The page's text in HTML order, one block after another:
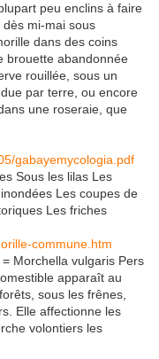
peu enclins à faire
mi-mai sous
dans des coins
brouette abandonnée
rouillée, sous un
par terre, ou encore
une roseraie, que
gabayemycologia.pdf
Sous les lilas Les
Les coupes de
Les friches
commune.htm
Morchella vulgaris Pers
apparaît au
sous les frênes,
Elle affectionne les
volontiers les